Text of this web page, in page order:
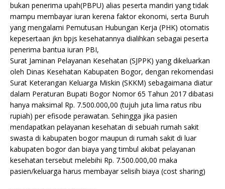
bukan penerima upah(PBPU) alias peserta mandiri yang tidak
mampu membayar iuran kerena faktor ekonomi, serta Buruh
yang mengalami Pemutusan Hubungan Kerja (PHK) otomatis
kepesertaan jkn bpjs kesehatannya dialihkan sebagai peserta
penerima bantua iuran PBI,
Surat Jaminan Pelayanan Kesehatan (SJPPK) yang dikeluarkan
oleh Dinas Kesehatan Kabupaten Bogor, dengan rekomendasi
Surat Keterangan Keluarga Miskin (SKKM) sebagaimana diatur
dalam Peraturan Bupati Bogor Nomor 65 Tahun 2017 dibatasi
hanya maksimal Rp. 7.500.000,00 (tujuh juta lima ratus ribu
rupiah) per efisode perawatan. Sehingga jika pasien
mendapatkan pelayanan kesehatan di sebuah rumah sakit
swasta di kabupaten bogor maupun di rumah sakit di luar
kabupaten bogor dan biaya yang timbul akibat pelayanan
kesehatan tersebut melebihi Rp. 7.500.000,00 maka
pasien/keluarga harus membayar selisih biaya (cost sharing)